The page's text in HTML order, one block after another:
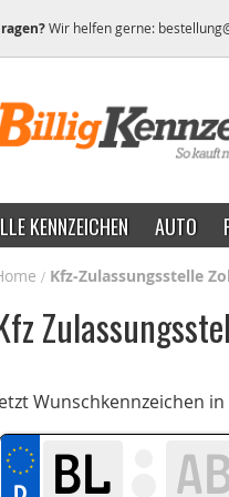
Wir helfen gerne:
KENNZEICHEN AUTO
Kfz-Zulassungsstelle
Wunschkennzeichen